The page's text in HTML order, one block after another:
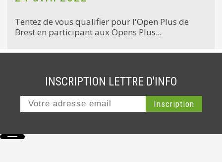
Tentez de vous qualifier pour l'Open Plus de
Brest en participant aux Opens Plus...
INSCRIPTION LETTRE D'INFO